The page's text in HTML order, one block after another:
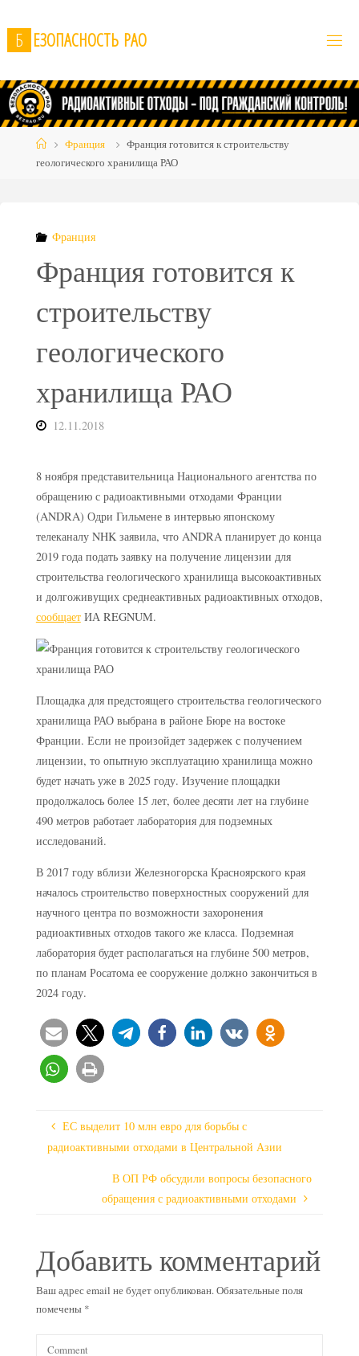
to
content
Б ЕЗОПАСНОСТЬ РАО
HomeФранция
Франция готовится к строительству
геологического хранилища РАО
Франция
Франция готовится к
строительству
геологического
хранилища РАО
12.11.2018
8 ноября представительница Национального агентства по
обращению с радиоактивными отходами Франции
(ANDRA) Одри Гильмене в интервью японскому
телеканалу NHK заявила, что ANDRA планирует до конца
2019 года подать заявку на получение лицензии для
строительства геологического хранилища высокоактивных
и долгоживущих среднеактивных радиоактивных отходов,
сообщаетИА REGNUM.
Площадка для предстоящего строительства геологического
хранилища РАО выбрана в районе Бюре на востоке
Франции. Если не произойдет задержек с получением
лицензии, то опытную эксплуатацию хранилища можно
будет начать уже в 2025 году. Изучение площадки
продолжалось более 15 лет, более десяти лет на глубине
490 метров работает лаборатория для подземных
исследований.
В 2017 году вблизи Железногорска Красноярского края
началось строительство поверхностных сооружений для
научного центра по возможности захоронения
радиоактивных отходов такого же класса. Подземная
лаборатория будет располагаться на глубине 500 метров,
по планам Росатома ее сооружение должно закончиться в
2024 году.
ЕС выделит 10 млн евро для борьбы с
радиоактивными отходами в Центральной Азии
В ОП РФ обсудили вопросы безопасного
обращения с радиоактивными отходами
Добавить комментарий
Ваш адрес email не будет опубликован.Обязательные поля
помечены *